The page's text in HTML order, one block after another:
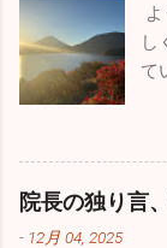
さ
せ
い
し
て
ロ
だ
院長の独り言
- 12月 04, 2025